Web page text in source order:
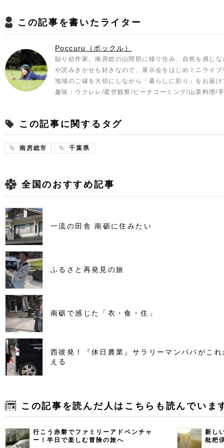
この記事を書いたライター
Poccuru（ポックル）
貼り絵作家。南房総の山間部に移り住み、自然を感じ
や読みきかせも好きなので、展示会をはじめミニライ
地域のご縁を大切にしながら「暮らしに彩り」をお届
趣味：ウクレレ/星空観察/ビーチコーミング/山菜料理/
この記事に関するタグ
南房総市 千葉県
全国のおすすめ記事
一流の田舎 南砺に住みたい
ふるさと再発見の旅
南砺で感じた「衣・食・住」
西彼発！『休日農業』サラリーマンパパがこ
える
この記事を読んだ人はこちらも読んでいま
行こう赤磐でファミリーアドベンチャ
ー！半日で楽しむ冒険の旅へ
新し
枇杷